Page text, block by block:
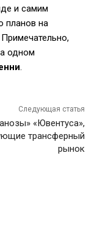
и самим
планов на
одном
.
Следующая статья
«Ювентуса»,
трансферный
рынок